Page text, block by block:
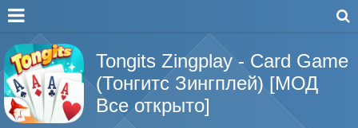
Tongits Zingplay - Card Game
(Тонгитс Зингплей) [МОД
Все открыто]